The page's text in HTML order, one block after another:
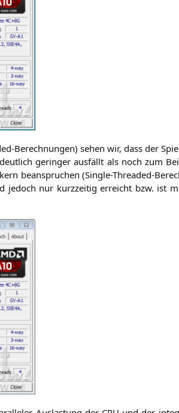
Berech­nun­gen) sehen wir, dass der
deut­lich gerin­ger aus­fällt als noch zum
bean­spru­chen (Sin­gle-Threa­ded-
jedoch nur kurz­zei­tig erreicht bzw. ist